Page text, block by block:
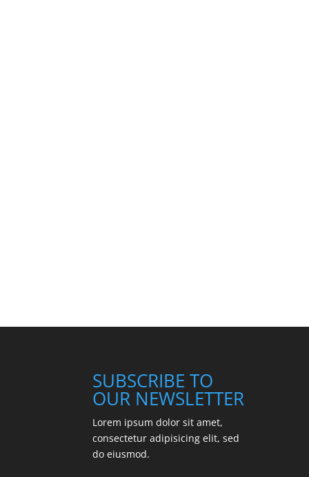
SUBSCRIBE TO
OUR NEWSLETTER
Lorem ipsum dolor sit amet,
consectetur adipisicing elit, sed
do eiusmod.